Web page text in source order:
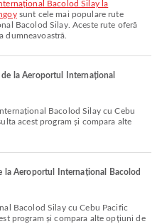
Bacolod Silay la
sunt cele mai populare rute
Bacolod Silay. Aceste rute oferă
dumneavoastră.
de la Aeroportul Internațional
acest program și compara alte
la Aeroportul Internațional Bacolod
program și compara alte opțiuni de